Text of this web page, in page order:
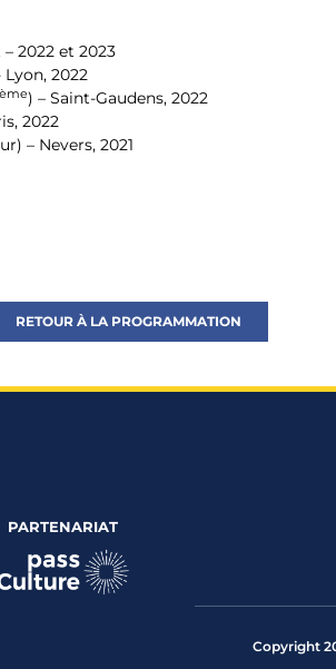
2022 et 2023
Lyon, 2022
ème) – Saint-Gaudens, 2022
2022
– Nevers, 2021
RETOUR À LA PROGRAMMATION
PARTENARIAT
Copyright